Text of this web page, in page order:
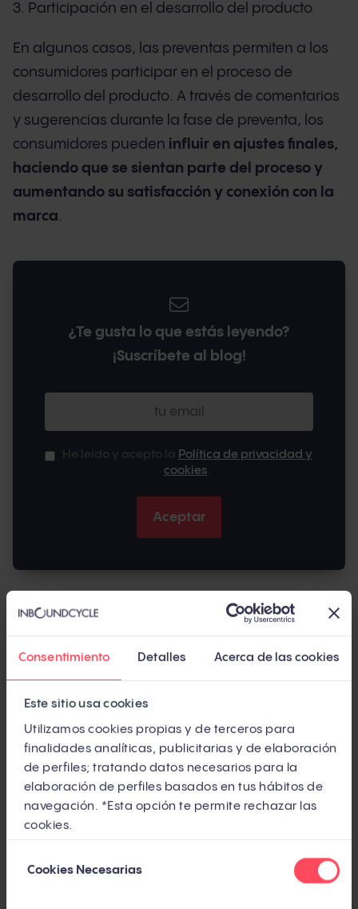
Consentimiento Detalles Acerca de las cookies
Este sitio usa cookies
Utilizamos cookies propias y de terceros para
finalidades analíticas, publicitarias y de elaboración
de perfiles; tratando datos necesarios para la
elaboración de perfiles basados en tus hábitos de
navegación. *Esta opción te permite rechazar las
cookies.
deCookies Necesarias
3. Participación en el desarrollo del producto
En algunos casos, las preventas permiten a los
consumidores participar en el proceso de
desarrollo del producto. A través de comentarios
y sugerencias durante la fase de preventa, los
consumidores pueden influir en ajustes finales,
haciendo que se sientan parte del proceso y
aumentando su satisfacción y conexión con la
marca.
¿Te gusta lo que estás leyendo?
¡Suscríbete al blog!
Política de privacidad y
cookies
¿Cómo hacer una preventa efectiva?
Realizar una preventa efectiva implica una serie
de pasos estratégicos que deben ser
cuidadosamente planeados y ejecutados.
Planificación estratégica
Identificar el producto o servicio correcto para
una preventa es el primer paso esencial. Esto
del público objetivo para asegurar que la oferta